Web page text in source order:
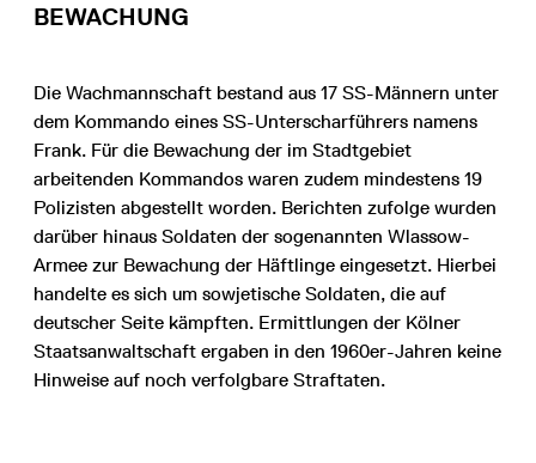
BEWACHUNG
Die Wachmannschaft bestand aus 17 SS-Männern unter
dem Kommando eines SS-Unterscharführers namens
Frank. Für die Bewachung der im Stadtgebiet
arbeitenden Kommandos waren zudem mindestens 19
Polizisten abgestellt worden. Berichten zufolge wurden
darüber hinaus Soldaten der sogenannten Wlassow-
Armee zur Bewachung der Häftlinge eingesetzt. Hierbei
handelte es sich um sowjetische Soldaten, die auf
deutscher Seite kämpften. Ermittlungen der Kölner
Staatsanwaltschaft ergaben in den 1960er-Jahren keine
Hinweise auf noch verfolgbare Straftaten.